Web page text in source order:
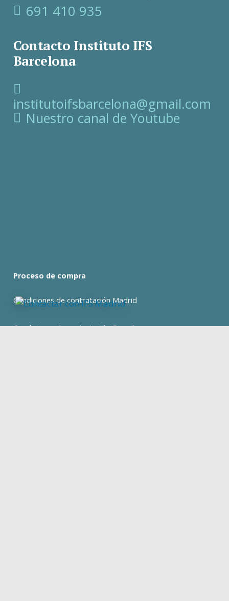
691 410 935
Contacto Instituto IFS
Barcelona
institutoifsbarcelona@gmail.com
Nuestro canal de Youtube
Proceso de compra
Condiciones de contratación Madrid
Condiciones de contratación Barcelona